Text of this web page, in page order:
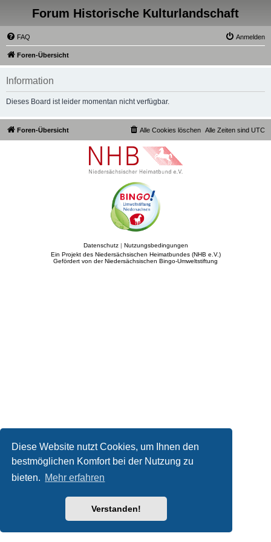
Diese Website nutzt Cookies, um Ihnen den
bestmöglichen Komfort bei der Nutzung zu
bieten. Mehr erfahren
Verstanden!
Forum Historische Kulturlandschaft
FAQ Anmelden
Foren-Übersicht
Information
Dieses Board ist leider momentan nicht verfügbar.
Foren-Übersicht Alle Zeiten sind UTC
Alle Cookies löschen
Datenschutz| Nutzungsbedingungen
Ein Projekt des Niedersächsischen Heimatbundes (NHB e.V.)
Gefördert von der Niedersächsischen Bingo-Umweltstiftung